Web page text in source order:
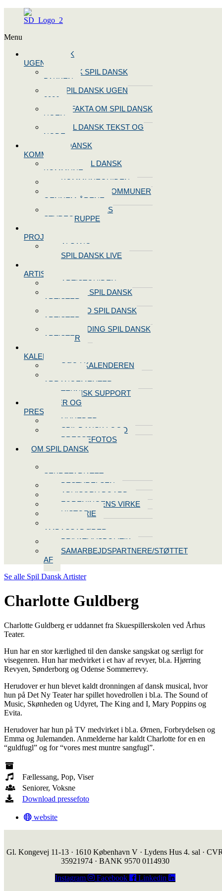
Menu
SPIL DANSK
UGEN 2026
BOOK SPIL DANSK
PAKKEN
SPIL DANSK UGEN
2026
10 FAKTA OM SPIL DANSK
UGEN
SPIL DANSK TEKST OG
NODE
BLIV SPIL DANSK
KOMMUNE
BLIV SPIL DANSK
KOMMUNE
KOMMUNEGUIDEN
SPIL DANSK KOMMUNER
GENNEM ÅRENE
OPRET JERES
STYREGRUPPE
PROJEKTER
ALSANG
SPIL DANSK LIVE
ARTISTER
ARTISTGUIDEN
VORES SPIL DANSK
ARTISTER
LOG IND SPIL DANSK
ARTISTER
TILMELDING SPIL DANSK
ARTISTER
KALENDEREN
SØG I KALENDEREN
ARRANGEMENTER
TEKNISK SUPPORT
NYHEDER OG
PRESSE
NYHEDER
SPIL DANSK LOGO
PRESSEFOTOS
OM SPIL DANSK
SEKRETARIATET
BESTYRELSEN
ADVISORY BOARD
FORENINGENS VIRKE
HISTORIE
AMBASSADØRER
PRIVATLIVSPOLITIK
SAMARBEJDSPARTNERE/STØTTET
AF
Se alle Spil Dansk Artister
Charlotte Guldberg
Charlotte Guldberg er uddannet fra Skuespillerskolen ved Århus
Teater.
Hun har en stor kærlighed til den danske sangskat og særligt for
visegenren. Hun har medvirket i et hav af revyer, bl.a. Hjørring
Revyen, Sønderborg og Odense Sommerrevy.
Herudover er hun blevet kaldt dronningen af dansk musical, hvor
hun på Det Ny Teater har spillet hovedrollen i bl.a. The Sound of
Music, Skønheden og Udyret, The King and I, Mary Poppins og
Evita.
Herudover har hun på TV medvirket i bl.a. Ørnen, Forbrydelsen og
Emma og Julemanden. Anmelderne har kaldt Charlotte for en en
“guldfugl” og for “vores mest muntre sangfugl”.
Fællessang, Pop, Viser
Seniorer, Voksne
Download pressefoto
website
Gl. Kongevej 11-13 · 1610 København V · Lydens Hus 4. sal ·
35921974 · BANK 9570 0114930
Instagram
Facebook Linkedin